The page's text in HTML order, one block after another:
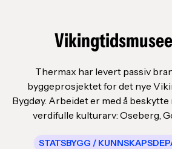
Thermax har levert passiv
byggeprosjektet for det nye
Bygdøy. Arbeidet er med å
verdifulle kulturarv: Oseberg,
STATSBYGG /